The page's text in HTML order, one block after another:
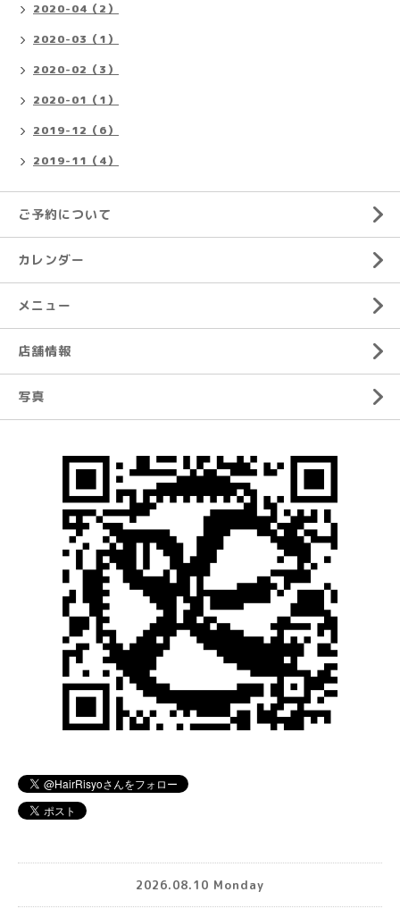
2020-04（2）
2020-03（1）
2020-02（3）
2020-01（1）
2019-12（6）
2019-11（4）
ご予約について
カレンダー
メニュー
店舗情報
写真
2026.08.10 Monday